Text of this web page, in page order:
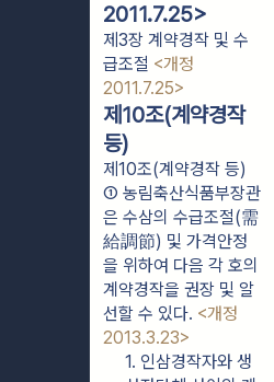
2011.7.25>
제3장 계약경작 및 수
급조절 <개정
2011.7.25>
제10조(계약경작
등)
제10조(계약경작 등)
① 농림축산식품부장관
은 수삼의 수급조절(需
給調節) 및 가격안정
을 위하여 다음 각 호의
계약경작을 권장 및 알
선할 수 있다. <개정
2013.3.23>
1. 인삼경작자와 생